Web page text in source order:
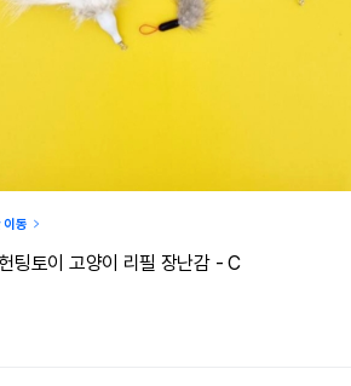
이동
팅토이 고양이 리필 장난감 - C